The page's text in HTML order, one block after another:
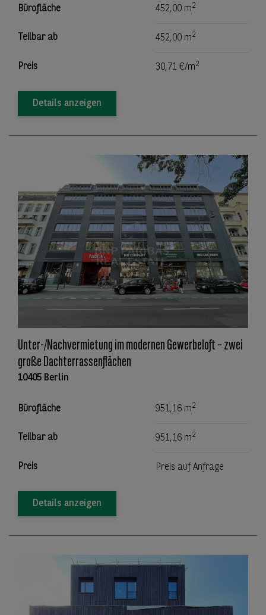
Bürofläche 452,00 m2
Teilbar ab 452,00 m2
Preis 30,71 €/m2
Details anzeigen
Unter-/Nachvermietung im modernen Gewerbeloft – zwei
große Dachterrassenflächen
10405 Berlin
Bürofläche 951,16 m2
Teilbar ab 951,16 m2
Preis Preis auf Anfrage
Details anzeigen